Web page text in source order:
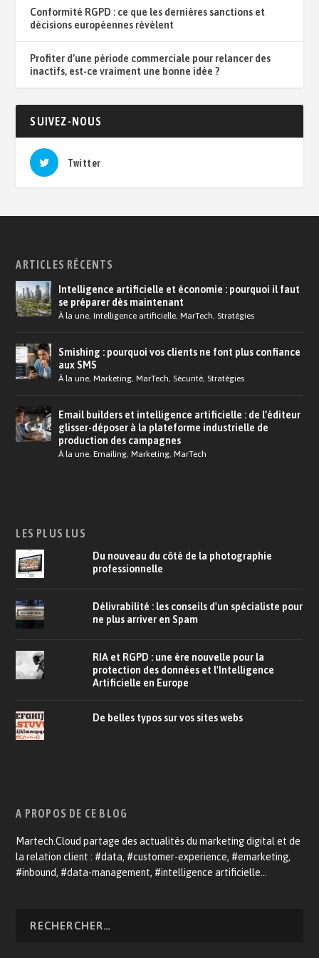
Conformité RGPD : ce que les dernières sanctions et
décisions européennes révèlent
Profiter d’une période commerciale pour relancer des
inactifs, est-ce vraiment une bonne idée ?
SUIVEZ-NOUS
Twitter
ARTICLES RÉCENTS
Intelligence artificielle et économie : pourquoi il faut
se préparer dès maintenant
À la une,Intelligence artificielle,MarTech, Stratégies
Smishing : pourquoi vos clients ne font plus confiance
aux SMS
À la une,Marketing,MarTech, Sécurité, Stratégies
Email builders et intelligence artificielle : de l’éditeur
glisser-déposer à la plateforme industrielle de
production des campagnes
À la une,Emailing,Marketing,MarTech
LES PLUS LUS
Du nouveau du côté de la photographie
professionnelle
Délivrabilité : les conseils d'un spécialiste pour
ne plus arriver en Spam
RIA et RGPD : une ère nouvelle pour la
protection des données et l'Intelligence
Artificielle en Europe
De belles typos sur vos sites webs
A PROPOS DE CE BLOG
Martech.Cloud partage des actualités du marketing digital et de
la relation client : #data, #customer-experience, #emarketing,
#inbound, #data-management, #intelligence artificielle…